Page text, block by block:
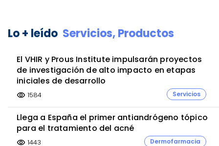
Castellón Tarragona Lugo La Rioja Ceuta
Granada Alicante Córdoba Albacete
Cuenca Pontevedra Teruel Melilla Barcelona
Huelva
Asturias Málaga...
1
Lo + leído Servicios,Productos
El VHIR y Prous Institute impulsarán proyectos
de investigación de alto impacto en etapas
iniciales de desarrollo
visibility 1584 Servicios
Llega a España el primer antiandrógeno tópico
para el tratamiento del acné
visibility 1443 Dermofarmacia